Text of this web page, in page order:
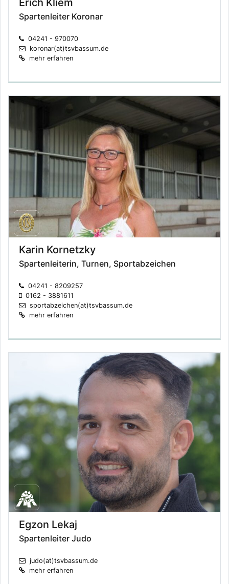
Erich Kliem
Spartenleiter Koronar
04241 - 970070
koronar(at)tsvbassum.de
mehr erfahren
Karin Kornetzky
Spartenleiterin, Turnen, Sportabzeichen
04241 - 8209257
0162 - 3881611
sportabzeichen(at)tsvbassum.de
mehr erfahren
Egzon Lekaj
Spartenleiter Judo
judo(at)tsvbassum.de
mehr erfahren